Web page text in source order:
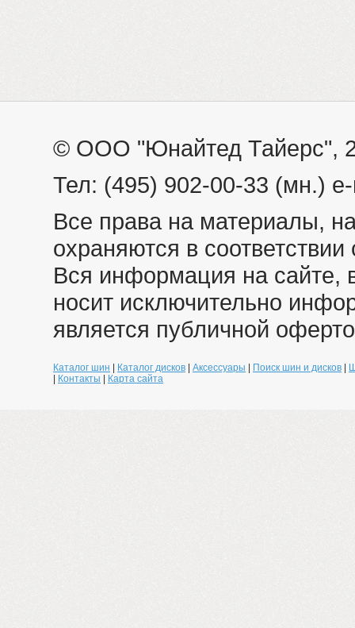
© ООО "Юнайтед Тайерс",
Тел: (495) 902-00-33 (мн.)
Все права на материалы,
охраняются в
Вся информация на сайте,
носит исключительно
является публичной
Каталог шин Каталог дисков Аксессуары Поиск шин и дисков
Контакты Карта сайта